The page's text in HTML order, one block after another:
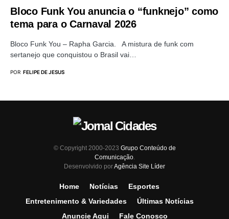
Bloco Funk You anuncia o “funknejo” como
tema para o Carnaval 2026
Bloco Funk You – Rapha Garcia. A mistura de funk com
sertanejo que conquistou o Brasil vai…
POR FELIPE DE JESUS
© Copyright 2000-2023 Grupo Conteúdo de
Comunicação.
Desenvolvido porAgência Site Líder
Home Notícias
Esportes
Entretenimento & Variedades
Últimas Notícias
Anuncie Aqui
Fale Conosco